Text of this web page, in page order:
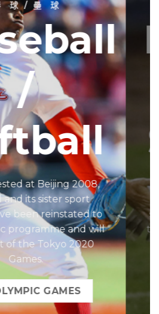
球 / 壘 球
/
at Beijing 2008,
and its sister sport
been reinstated to
programme and will
of the Tokyo 2020
Games.
GAMES